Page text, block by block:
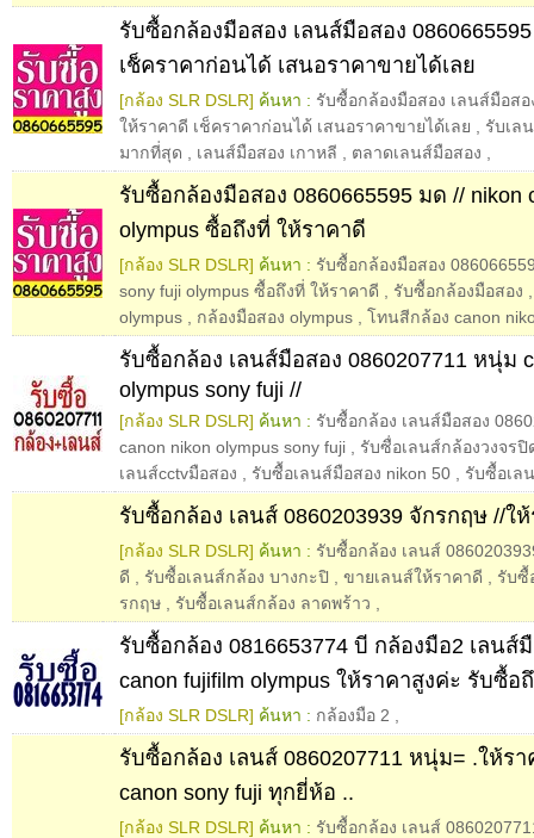
รับซื้อกล้องมือสอง เลนส์มือสอง
เช็คราคาก่อนได้ เสนอราคาขายได้เลย
[กล้อง SLR DSLR] ค้นหา : รับซื้อกล้องมือสอง เลนส์มือสอ
ให้ราคาดี เช็คราคาก่อนได้ เสนอราคาขายได้เลย
รับเล
มากที่สุด
เลนส์มือสอง เกาหลี ตลาดเลนส์มือสอง
รับซื้อกล้องมือสอง 0860665595 มด // nikon
olympus ซื้อถึงที่ ให้ราคาดี
[กล้อง SLR DSLR] ค้นหา : รับซื้อกล้องมือสอง
sony fuji olympus ซื้อถึงที่ ให้ราคาดี
รับซื้อกล้องมือสอง
olympus
กล้องมือสอง olympus โทนสีกล้อง canon
รับซื้อกล้อง เลนส์มือสอง 0860207711 หนุ่ม
olympus sony fuji //
[กล้อง SLR DSLR] ค้นหา : รับซื้อกล้อง เลนส์มือสอง
canon nikon olympus sony fuji
รับซื่อเลนส์กล้องวงจรปิ
เลนส์cctvมือสอง
รับซื้อเลนส์มือสอง nikon 50 รับซื้อเล
รับซื้อกล้อง เลนส์ 0860203939 จักรกฤษ //ใ
[กล้อง SLR DSLR] ค้นหา : รับซื้อกล้อง เลนส์
ดี
รับซื้อเลนส์กล้อง บางกะปิ ขายเลนส์ให้ราคาดี
รับซื้
รกฤษ
รับซื้อเลนส์กล้อง ลาดพร้าว
รับซื้อกล้อง 0816653774 บี กล้องมือ2 เลนส์
canon fujifilm olympus ให้ราคาสูงค่ะ รับซื้อ
[กล้อง SLR DSLR] ค้นหา : กล้องมือ 2
รับซื้อกล้อง เลนส์ 0860207711 หนุ่ม= .ให้รา
canon sony fuji ทุกยี่ห้อ ..
[กล้อง SLR DSLR] ค้นหา : รับซื้อกล้อง เลนส์